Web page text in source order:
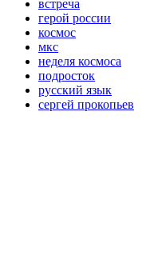
встреча
герой россии
космос
мкс
неделя космоса
подросток
русский язык
сергей прокопьев